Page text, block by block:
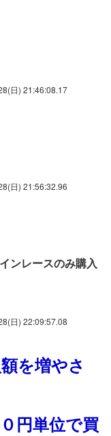
日) 21:46:08.17
日) 21:56:32.96
ンレースのみ購入
日) 22:09:57.08
を増やさ
円単位で買